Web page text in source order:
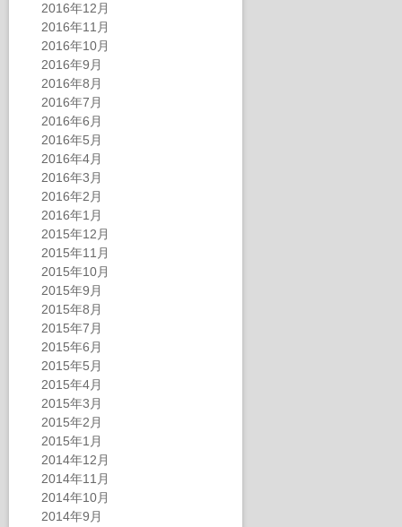
2016年12月
2016年11月
2016年10月
2016年9月
2016年8月
2016年7月
2016年6月
2016年5月
2016年4月
2016年3月
2016年2月
2016年1月
2015年12月
2015年11月
2015年10月
2015年9月
2015年8月
2015年7月
2015年6月
2015年5月
2015年4月
2015年3月
2015年2月
2015年1月
2014年12月
2014年11月
2014年10月
2014年9月